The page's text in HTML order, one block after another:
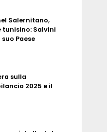
Salernitano,
tunisino: Salvini
Paese
sulla
2025 e il